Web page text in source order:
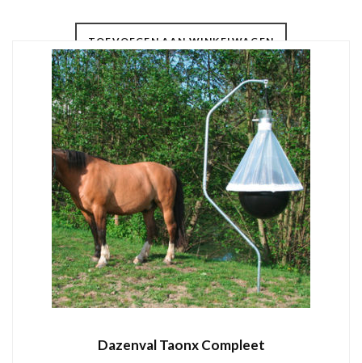
TOEVOEGEN AAN WINKELWAGEN
Dazenval Taonx Compleet